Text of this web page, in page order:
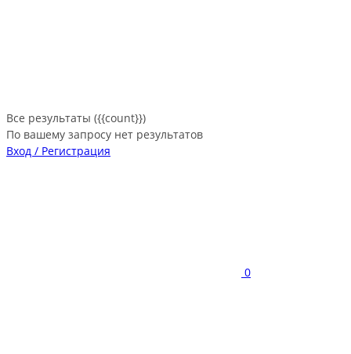
Все результаты ({{count}})
По вашему запросу нет результатов
Вход / Регистрация
0